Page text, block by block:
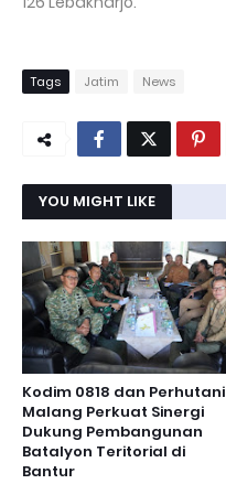
Tags Jatim News
YOU MIGHT LIKE
Kodim 0818 dan Perhutani
Malang Perkuat Sinergi
Dukung Pembangunan
Batalyon Teritorial di
Bantur